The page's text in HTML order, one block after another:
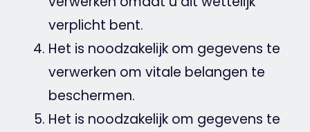
verplicht bent.
Het is noodzakelijk om gegevens te
verwerken om vitale belangen te
beschermen.
Het is noodzakelijk om gegevens te